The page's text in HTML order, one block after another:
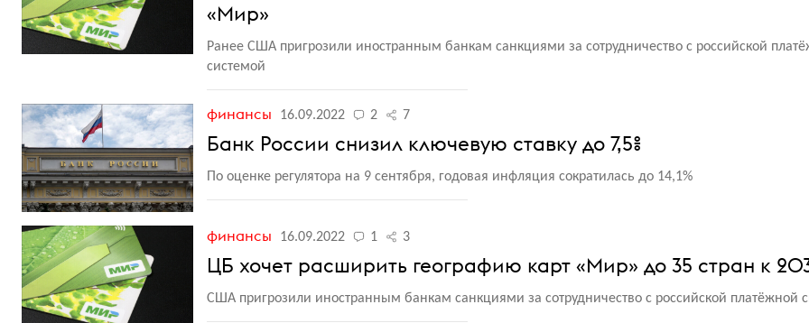
«Мир»
Ранее США пригрозили иностранным банкам санкциями за сотрудничество с российской
системой
финансы 16.09.2022 2 7
Банк России снизил ключевую ставку до 7,5%
По оценке регулятора на 9 сентября, годовая инфляция сократилась до 14,1%
финансы 16.09.2022 1 3
ЦБ хочет расширить географию карт «Мир» до 35 стран к
США пригрозили иностранным банкам санкциями за сотрудничество с российской платёжной